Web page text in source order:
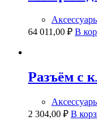
64 011,00 ₽ В
Разъём с
2 304,00 ₽ В